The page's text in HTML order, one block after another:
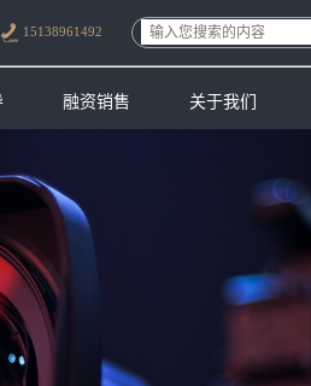
15138961492
融资销售 关于我们